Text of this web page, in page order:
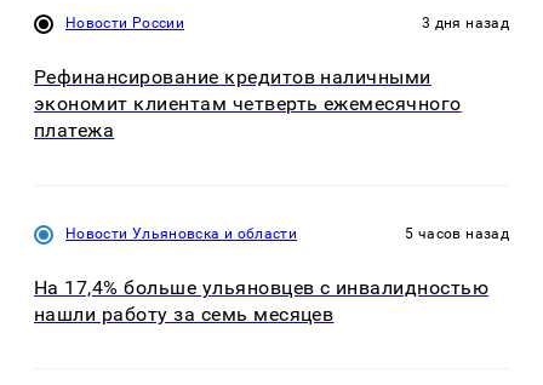
Новости России 3 дня назад
Рефинансирование кредитов наличными
экономит клиентам четверть ежемесячного
платежа
Новости Ульяновска и области 5 часов назад
На 17,4% больше ульяновцев с инвалидностью
нашли работу за семь месяцев